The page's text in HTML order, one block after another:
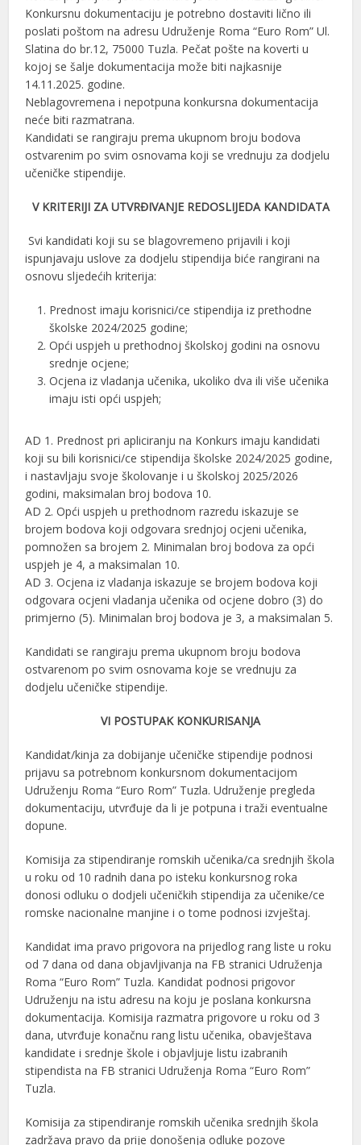
Konkursnu dokumentaciju je potrebno dostaviti lično ili
poslati poštom na adresu Udruženje Roma “Euro Rom” Ul.
Slatina do br.12, 75000 Tuzla. Pečat pošte na koverti u
kojoj se šalje dokumentacija može biti najkasnije
14.11.2025. godine.
Neblagovremena i nepotpuna konkursna dokumentacija
neće biti razmatrana.
Kandidati se rangiraju prema ukupnom broju bodova
ostvarenim po svim osnovama koji se vrednuju za dodjelu
učeničke stipendije.
V KRITERIJI ZA UTVRĐIVANJE REDOSLIJEDA KANDIDATA
Svi kandidati koji su se blagovremeno prijavili i koji
ispunjavaju uslove za dodjelu stipendija biće rangirani na
osnovu sljedećih kriterija:
Prednost imaju korisnici/ce stipendija iz prethodne
školske 2024/2025 godine;
Opći uspjeh u prethodnoj školskoj godini na osnovu
srednje ocjene;
Ocjena iz vladanja učenika, ukoliko dva ili više učenika
imaju isti opći uspjeh;
AD 1. Prednost pri apliciranju na Konkurs imaju kandidati
koji su bili korisnici/ce stipendija školske 2024/2025 godine,
i nastavljaju svoje školovanje i u školskoj 2025/2026
godini, maksimalan broj bodova 10.
AD 2. Оpći uspjeh u prethodnom razredu iskazuje se
brojem bodova koji odgovara srednjoj ocjeni učenika,
pomnožen sa brojem 2. Мinimalan broj bodova za opći
uspjeh je 4, a maksimalan 10.
AD 3. Оcjena iz vladanja iskazuje se brojem bodova koji
odgovara ocjeni vladanja učenika od ocjene dobro (3) do
primjerno (5). Minimalan broj bodova je 3, а maksimalan 5.
Kandidati se rangiraju prema ukupnom broju bodova
ostvarenom po svim osnovama koje se vrednuju za
dodjelu učeničke stipendije.
VI POSTUPAK KONKURISANJA
Kandidat/kinja za dobijanje učeničke stipendije podnosi
prijavu sa potrebnom konkursnom dokumentacijom
Udruženju Roma “Euro Rom” Tuzla. Udruženje pregleda
dokumentaciju, utvrđuje da li je potpuna i traži eventualne
dopune.
Komisija za stipendiranje romskih učenika/ca srednjih škola
u roku od 10 radnih dana po isteku konkursnog roka
donosi odluku o dodjeli učeničkih stipendija za učenike/ce
romske nacionalne manjine i o tome podnosi izvještaj.
Kandidat ima pravo prigovora na prijedlog rang liste u roku
od 7 dana od dana objavljivanja na FB stranici Udruženja
Roma “Euro Rom” Tuzla. Kandidat podnosi prigovor
Udruženju na istu adresu na koju je poslana konkursna
dokumentacija. Komisija razmatra prigovore u roku od 3
dana, utvrđuje konačnu rang listu učenika, obavještava
kandidate i srednje škole i objavljuje listu izabranih
stipendista na FB stranici Udruženja Roma “Euro Rom”
Tuzla.
Komisija za stipendiranje romskih učenika srednjih škola
zadržava pravo da prije donošenja odluke pozove